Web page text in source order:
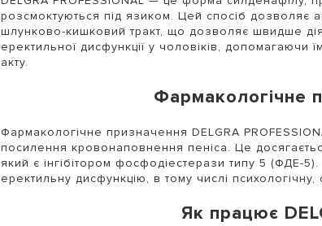
розсмоктуються під язиком. Цей спосіб дозволяє
шлунково-кишковий тракт, що дозволяє швидше
еректильної дисфункції у чоловіків, допомагаючи
акту.
Фармакологічне
Фармакологічне призначення DELGRA
посилення кровонаповнення пеніса. Це
який є інгібітором фосфодіестерази типу 5 (ФДЕ-
еректильну дисфункцію, в тому числі психологічну,
Як працює